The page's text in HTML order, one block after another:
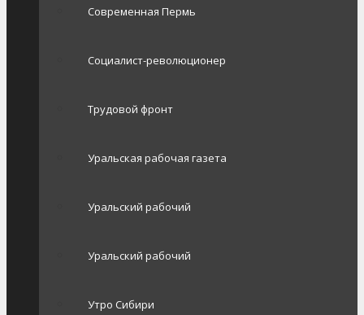
Современная Пермь
Социалист-революционер
Трудовой фронт
Уральская рабочая газета
Уральский рабочий
Уральский рабочий
Утро Сибири